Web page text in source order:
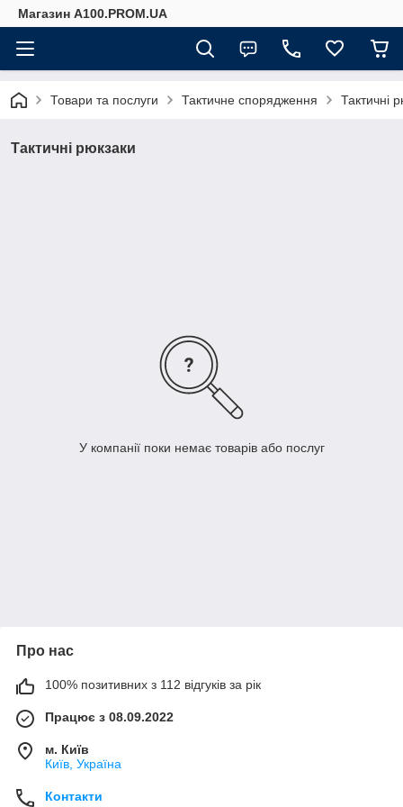
Магазин A100.PROM.UA
Товари та послуги Тактичне спорядження Тактичні
Тактичні рюкзаки
У компанії поки немає товарів або послуг
Про нас
100% позитивних з 112 відгуків за рік
Працює з 08.09.2022
м. Київ
Київ, Україна
Контакти